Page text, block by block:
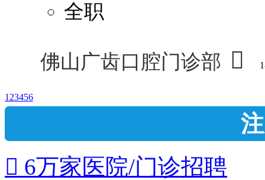
全职
佛山广齿口腔门诊部 
1 23456
 6万家医院/门诊招聘